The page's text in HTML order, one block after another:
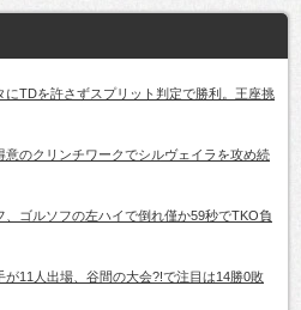
にTDを許さずスプリット判定で勝利。王座挑
意のクリンチワークでシルヴェイラを攻め続
、ゴルソフの左ハイで倒れ僅か59秒でTKO負
が11人出場、谷間の大会?!で注目は14勝0敗